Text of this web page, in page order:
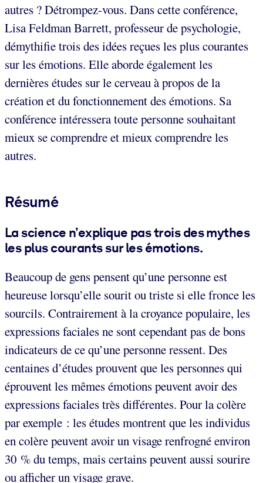
autres ? Détrompez-vous. Dans cette conférence,
Lisa Feldman Barrett, professeur de psychologie,
démythifie trois des idées reçues les plus courantes
sur les émotions. Elle aborde également les
dernières études sur le cerveau à propos de la
création et du fonctionnement des émotions. Sa
conférence intéressera toute personne souhaitant
mieux se comprendre et mieux comprendre les
autres.
Résumé
La science n’explique pas trois des mythes
les plus courants sur les émotions.
Beaucoup de gens pensent qu’une personne est
heureuse lorsqu’elle sourit ou triste si elle fronce les
sourcils. Contrairement à la croyance populaire, les
expressions faciales ne sont cependant pas de bons
indicateurs de ce qu’une personne ressent. Des
centaines d’études prouvent que les personnes qui
éprouvent les mêmes émotions peuvent avoir des
expressions faciales très différentes. Pour la colère
par exemple : les études montrent que les individus
en colère peuvent avoir un visage renfrogné environ
30 % du temps, mais certains peuvent aussi sourire
ou afficher un visage grave.